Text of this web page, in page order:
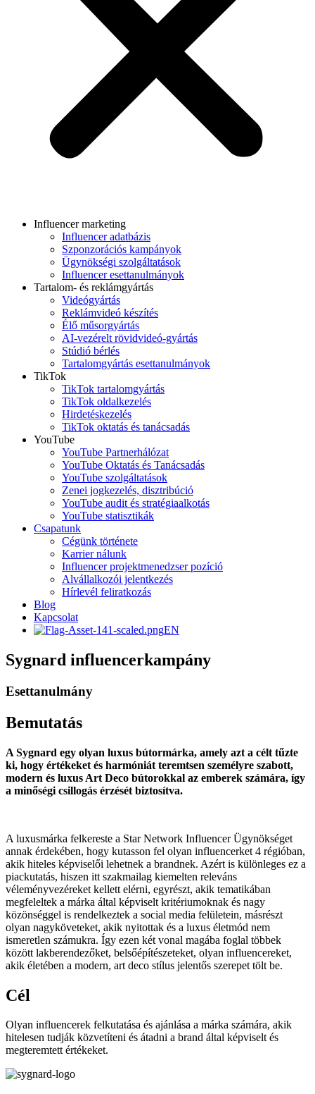
Influencer marketing
Influencer adatbázis
Szponzorációs kampányok
Ügynökségi szolgáltatások
Influencer esettanulmányok
Tartalom- és reklámgyártás
Videógyártás
Reklámvideó készítés
Élő műsorgyártás
AI-vezérelt rövidvideó-gyártás
Stúdió bérlés
Tartalomgyártás esettanulmányok
TikTok
TikTok tartalomgyártás
TikTok oldalkezelés
Hirdetéskezelés
TikTok oktatás és tanácsadás
YouTube
YouTube Partnerhálózat
YouTube Oktatás és Tanácsadás
YouTube szolgáltatások
Zenei jogkezelés, disztribúció
YouTube audit és stratégiaalkotás
YouTube statisztikák
Csapatunk
Cégünk története
Karrier nálunk
Influencer projektmenedzser pozíció
Alvállalkozói jelentkezés
Hírlevél feliratkozás
Blog
Kapcsolat
EN
Sygnard influencerkampány
Esettanulmány
Bemutatás
A Sygnard egy olyan luxus bútormárka, amely azt a célt tűzte
ki, hogy értékeket és harmóniát teremtsen személyre szabott,
modern és luxus Art Deco bútorokkal az emberek számára, így
a minőségi csillogás érzését biztosítva.
A luxusmárka felkereste a Star Network Influencer Ügynökséget
annak érdekében, hogy kutasson fel olyan influencerket 4 régióban,
akik hiteles képviselői lehetnek a brandnek. Azért is különleges ez a
piackutatás, hiszen itt szakmailag kiemelten releváns
véleményvezéreket kellett elérni, egyrészt, akik tematikában
megfeleltek a márka által képviselt kritériumoknak és nagy
közönséggel is rendelkeztek a social media felületein, másrészt
olyan nagyköveteket, akik nyitottak és a luxus életmód nem
ismeretlen számukra. Így ezen két vonal magába foglal többek
között lakberendezőket, belsőépítészeteket, olyan influencereket,
akik életében a modern, art deco stílus jelentős szerepet tölt be.
Cél
Olyan influencerek felkutatása és ajánlása a márka számára, akik
hitelesen tudják közvetíteni és átadni a brand által képviselt és
megteremtett értékeket.